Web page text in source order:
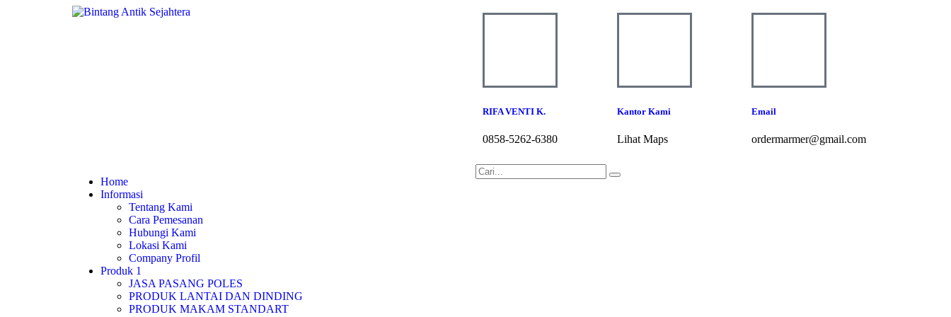
RIFA VENTI K.
0858-5262-6380
Kantor Kami
Lihat Maps
Email
ordermarmer@gmail.com
Home
Informasi
Tentang Kami
Cara Pemesanan
Hubungi Kami
Lokasi Kami
Company Profil
Produk 1
JASA PASANG POLES
PRODUK LANTAI DAN DINDING
PRODUK MAKAM STANDART